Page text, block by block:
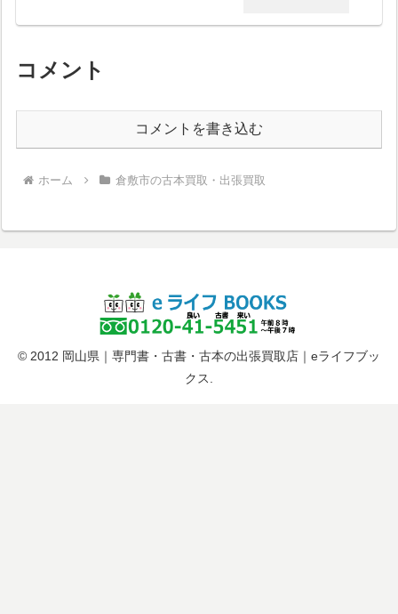
コメント
コメントを書き込む
ホーム 倉敷市の古本買取・出張買取
© 2012 岡山県｜専門書・古書・古本の出張買取店｜eライフブッ
クス.